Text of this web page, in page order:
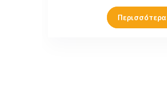
Περισσότερα